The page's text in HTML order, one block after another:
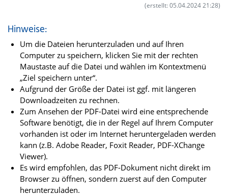
(erstellt: 05.04.2024 21:28)
Hinweise:
Um die Dateien herunterzuladen und auf Ihren
Computer zu speichern, klicken Sie mit der rechten
Maustaste auf die Datei und wählen im Kontextmenü
„Ziel speichern unter“.
Aufgrund der Größe der Datei ist ggf. mit längeren
Downloadzeiten zu rechnen.
Zum Ansehen der PDF-Datei wird eine entsprechende
Software benötigt, die in der Regel auf Ihrem Computer
vorhanden ist oder im Internet heruntergeladen werden
kann (z.B. Adobe Reader, Foxit Reader, PDF-XChange
Viewer).
Es wird empfohlen, das PDF-Dokument nicht direkt im
Browser zu öffnen, sondern zuerst auf den Computer
herunterzuladen.